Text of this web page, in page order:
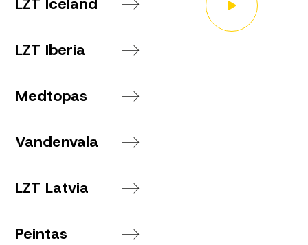
LZT Iceland
LZT Iberia
Medtopas
Vandenvala
LZT Latvia
Peintas